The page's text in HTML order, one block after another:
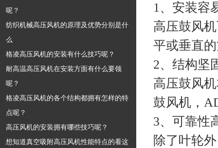
呢？
纺织机械高压风机的原理及优势分别是什
么
格凌高压风机的安装有什么技巧呢？
耐高温高压风机在安装方面有什么要领
呢？
格凌高压风机的各个结构都拥有怎样的特
点呢？
高压风机的安装拥有哪些技巧呢？
想知道真空吸附高压风机性能特点的看这
1、安装容
高压鼓风
平或垂直
2、结构坚
高压鼓风
鼓风机，
3、可靠性
除了叶轮